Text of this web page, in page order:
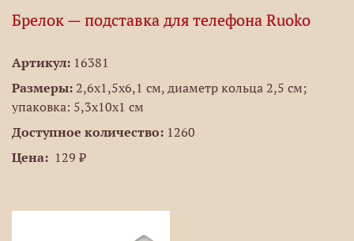
Брелок — подставка для телефона Ruoko
Артикул: 16381
Размеры: 2,6х1,5х6,1 см, диаметр кольца 2,5 см;
упаковка: 5,3x10x1 см
Доступное количество: 1260
Цена: 129 ₽